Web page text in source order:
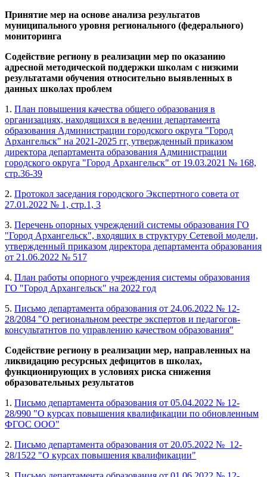
Принятие мер на основе анализа результатов
муниципального уровня регионального (федерального)
мониторинга
Содействие региону в реализации мер по оказанию
адресной методической поддержки школам с низкими
результатами обучения относительно выявленных в
данных школах проблем
1. План повышения качества общего образования в
организациях, находящихся в ведении департамента
образования Администрации городского округа "Город
Архангельск" на 2021-2025 гг, утвержденный приказом
директора департамента образования Администрации
городского округа "Город Архангельск" от 19.03.2021 № 168,
стр.36-39
2. Протокол заседания городского Экспертного совета от
27.01.2022 № 1, стр.1, 3
3. Перечень опорных учреждений системы образования ГО
"Город Архангельск", входящих в структуру Сетевой модели,
утвержденный приказом директора департамента образования
от 21.06.2022 № 517
4. План работы опорного учреждения системы образования
ГО "Город Архангельск" на 2022 год
5. Письмо департамента образования от 24.06.2022 № 12-
28/2084 "О региональном реестре экспертов и педагогов-
консультатнтов по управлению качеством образования"
Содействие региону в реализации мер, направленных на
ликвидацию ресурсных дефицитов в школах,
функционирующих в условиях риска снижения
образовательных результатов
1. Письмо департамента образования от 05.04.2022 № 12-
28/990 "О курсах повышения квалификации по обновленным
ФГОС ООО"
2. Письмо департамента образования от 20.05.2022 № 12-
28/1522 "О курсах повышения квалификации"